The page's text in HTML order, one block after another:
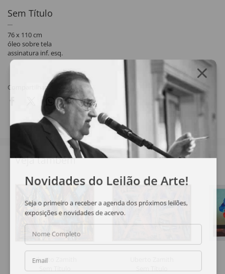
Sem Título
76 x 110 cm
óleo sobre tela
assinatura inf. esq.
Compartilhar
Veja também
Uberto Zamith
Sem Título
Sem Título
Novidades do Leilão de Arte!
Seja o primeiro a receber a agenda dos próximos leilões,
exposições e novidades de acervo.
Nome Completo
Email